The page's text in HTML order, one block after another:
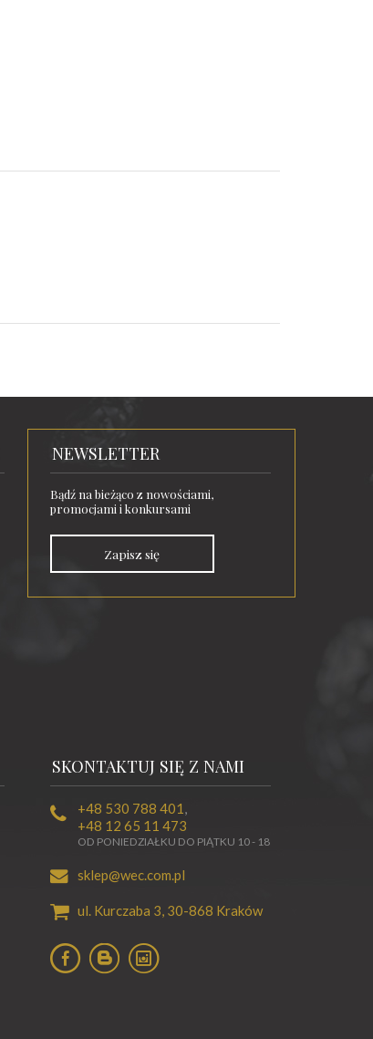
NEWSLETTER
Bądź na bieżąco z nowościami,
promocjami i konkursami
Zapisz się
SKONTAKTUJ SIĘ Z NAMI
+48 530 788 401 ,
+48 12 65 11 473
OD PONIEDZIAŁKU DO PIĄTKU 10 - 18
sklep@wec.com.pl
ul. Kurczaba 3, 30-868 Kraków